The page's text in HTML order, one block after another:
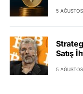
5
Satış
5